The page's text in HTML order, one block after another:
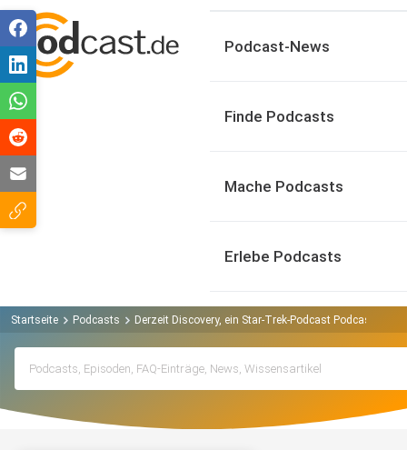
Podcast-News
Finde Podcasts
Mache Podcasts
Erlebe Podcasts
Startseite Podcasts Derzeit Discovery, ein Star-Trek-Podcast Podcast